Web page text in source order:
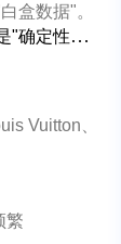
盒数据"。
"确定性交付
Vuitton、
繁